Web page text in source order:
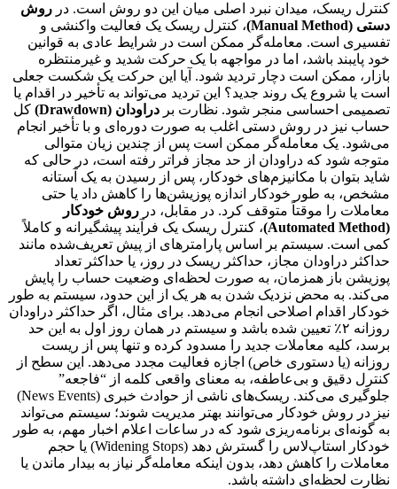
کنترل ریسک، میدان نبرد اصلی میان این دو روش است. در روش
دستی (Manual Method)
، کنترل ریسک یک فعالیت واکنشی و
تفسیری است. معامله‌گر ممکن است در شرایط عادی به قوانین
خود پایبند باشد، اما در مواجهه با یک حرکت شدید و غیرمنتظره
بازار، ممکن است دچار تردید شود. آیا این حرکت یک شکست جعلی
است یا شروع یک روند جدید؟ این تردید می‌تواند به تأخیر در اقدام یا
تصمیمی احساسی منجر شود. نظارت بر دراودان (Drawdown)
کل
حساب نیز در روش دستی اغلب به صورت دوره‌ای و با تأخیر انجام
می‌شود. یک معامله‌گر ممکن است پس از چندین زیان متوالی
متوجه شود که دراودان از حد مجاز فراتر رفته است، در حالی که
شاید بتوان با مکانیزم‌های خودکار، پس از رسیدن به یک آستانه
مشخص، به طور خودکار اندازه پوزیشن‌ها را کاهش داد یا حتی
معاملات را موقتاً متوقف کرد. در مقابل، در روش خودکار
(Automated Method)
، کنترل ریسک یک فرآیند پیشگیرانه و کاملاً
کمی است. سیستم بر اساس پارامترهای از پیش تعریف‌شده مانند
حداکثر دراودان مجاز، حداکثر ریسک در روز، یا حداکثر تعداد
پوزیشن باز همزمان، به صورت لحظه‌ای وضعیت حساب را پایش
می‌کند. به محض نزدیک شدن به هر یک از این حدود، سیستم به طور
خودکار اقدام اصلاحی انجام می‌دهد. برای مثال، اگر حداکثر دراودان
روزانه ۲٪ تعیین شده باشد و سیستم در همان روز اول به این حد
برسد، کلیه معاملات جدید را مسدود کرده و تنها پس از ریست
روزانه (یا دستوری خاص) اجازه فعالیت مجدد می‌دهد. این سطح از
کنترل دقیق و بی‌عاطفه، به معنای واقعی کلمه از “فاجعه”
جلوگیری می‌کند. ریسک‌های ناشی از حوادث خبری (News Events)
نیز در روش خودکار می‌توانند بهتر مدیریت شوند؛ سیستم می‌تواند
به گونه‌ای برنامه‌ریزی شود که در ساعات اعلام اخبار مهم، به طور
خودکار استاپ‌لاس را گسترش دهد (Widening Stops) یا حجم
معاملات را کاهش دهد، بدون اینکه معامله‌گر نیاز به بیدار ماندن یا
نظارت لحظه‌ای داشته باشد.